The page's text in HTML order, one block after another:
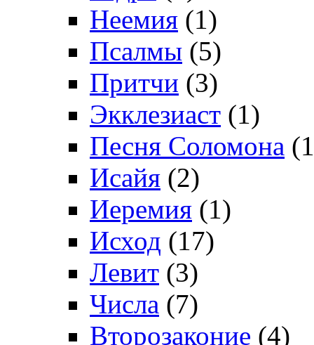
Неемия (1)
Псалмы (5)
Притчи (3)
Экклезиаст (1)
Песня Соломона
Исайя (2)
Иеремия (1)
Исход (17)
Левит (3)
Числа (7)
Второзаконие (4)